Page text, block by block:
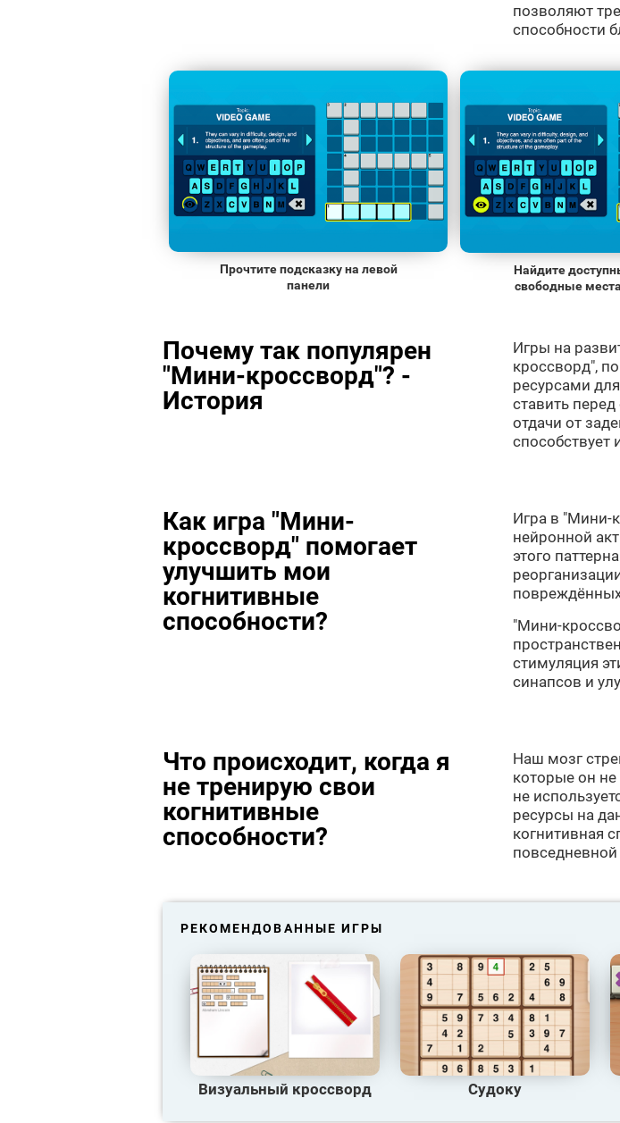
позволяют
способности
Прочтите подсказку на левой
панели
Найдите
свободные
Почему так популярен
"Мини-кроссворд"? -
История
Игры на
кроссворд",
ресурсами
ставить
отдачи от
способствует
Как игра "Мини-
кроссворд" помогает
улучшить мои
когнитивные
способности?
Игра в "Мини-
нейронной
этого
"Мини-
стимуляция
синапсов и
Что происходит, когда я
не тренирую свои
когнитивные
способности?
Наш мозг
которые он не
не
ресурсы на
когнитивная
РЕКОМЕНДОВАННЫЕ ИГРЫ
Визуальный кроссворд Судоку